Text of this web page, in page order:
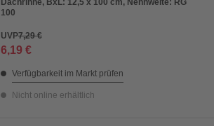
Dachrinne, BxL: 12,5 x 100 cm, Nennweite: RG
100
UVP7,29 €
6,19 €
Verfügbarkeit im Markt prüfen
Nicht online erhältlich